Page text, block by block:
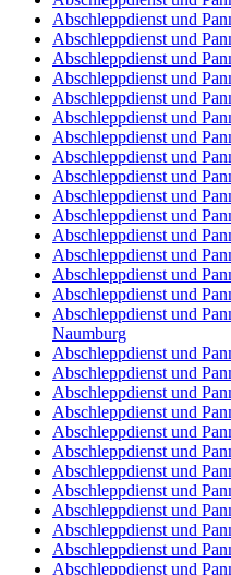
Abschleppdienst und
Abschleppdienst und
Abschleppdienst und
Abschleppdienst und
Abschleppdienst und
Abschleppdienst und
Abschleppdienst und
Abschleppdienst und
Abschleppdienst und
Abschleppdienst und
Abschleppdienst und
Abschleppdienst und
Abschleppdienst und
Abschleppdienst und
Abschleppdienst und
Abschleppdienst und
Naumburg
Abschleppdienst und
Abschleppdienst und
Abschleppdienst und
Abschleppdienst und
Abschleppdienst und
Abschleppdienst und
Abschleppdienst und
Abschleppdienst und
Abschleppdienst und
Abschleppdienst und
Abschleppdienst und
Abschleppdienst und